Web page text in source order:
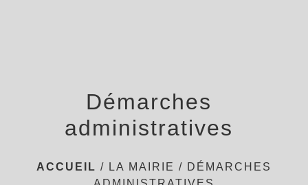
Démarches
administratives
ACCUEIL / LA MAIRIE / DÉMARCHES